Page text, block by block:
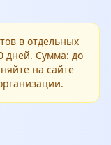
в отдельных
дней. Сумма: до
на сайте